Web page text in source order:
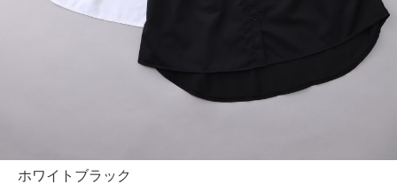
ホワイトブラック